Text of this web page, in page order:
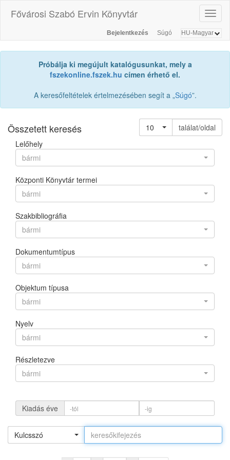
Fővárosi Szabó Ervin Könyvtár
Bejelentkezés Súgó
Próbálja ki megújult katalógusunkat, mely a
fszekonline.fszek.hu címen érhető el.
A keresőfeltételek értelmezésében segít a „Súgó”.
Összetett keresés 10
találat/oldal
Lelőhely
bármi
Központi Könyvtár termei
bármi
Szakbibliográfia
bármi
Dokumentumtípus
bármi
Objektum típusa
bármi
Nyelv
bármi
Részletezve
bármi
Kiadás éve
Kulcsszó